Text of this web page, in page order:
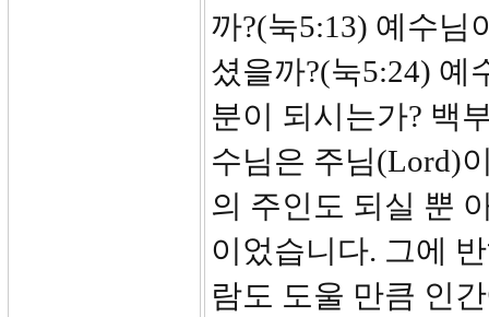
까?(눅5:13) 예수님
셨을까?(눅5:24) 예
분이 되시는가? 백
수님은 주님(Lord)
의 주인도 되실 뿐
이었습니다. 그에
람도 도울 만큼 인